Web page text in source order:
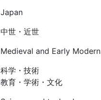
Japan
中世・近世
Medieval and Early Modern
科学・技術
教育・学術・文化